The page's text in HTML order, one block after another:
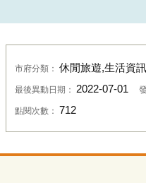
市府分類： 休閒旅遊,生活資
最後異動日期： 2022-07-01
點閱次數： 712